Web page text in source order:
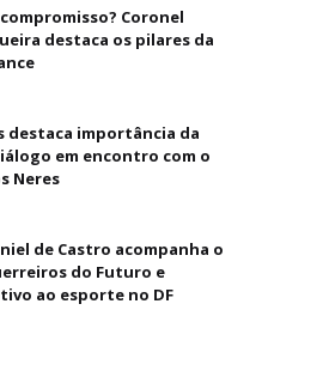
Coronel
destaca os pilares da
destaca importância da
em encontro com o
Neres
de Castro acompanha o
do Futuro e
ao esporte no DF